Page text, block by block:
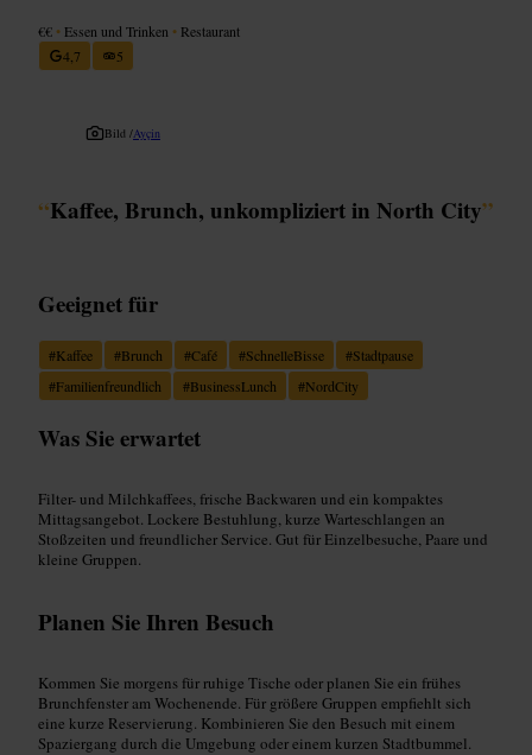
€€ • Essen und Trinken • Restaurant
4,7
5
Bild /Ayçin
“Kaffee, Brunch, unkompliziert in North City”
Geeignet für
#Kaffee #Brunch #Café #SchnelleBisse #Stadtpause
#Familienfreundlich #BusinessLunch #NordCity
Was Sie erwartet
Filter- und Milchkaffees, frische Backwaren und ein kompaktes
Mittagsangebot. Lockere Bestuhlung, kurze Warteschlangen an
Stoßzeiten und freundlicher Service. Gut für Einzelbesuche, Paare und
kleine Gruppen.
Planen Sie Ihren Besuch
Kommen Sie morgens für ruhige Tische oder planen Sie ein frühes
Brunchfenster am Wochenende. Für größere Gruppen empfiehlt sich
eine kurze Reservierung. Kombinieren Sie den Besuch mit einem
Spaziergang durch die Umgebung oder einem kurzen Stadtbummel.